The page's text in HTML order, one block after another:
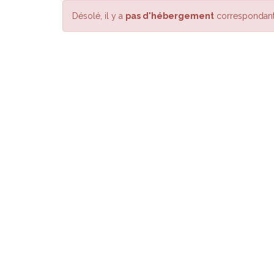
Désolé, il y a pas d'hébergement